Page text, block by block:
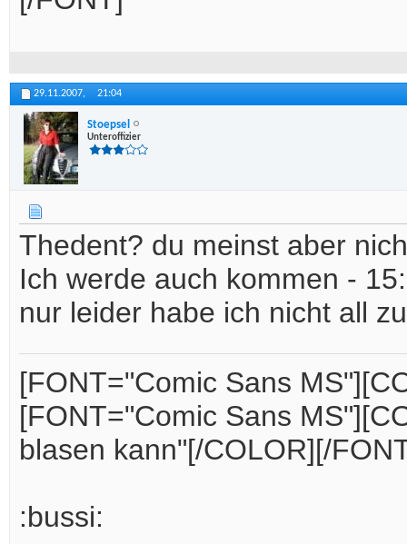
29.11.2007, 21:04
Stoepsel
Unteroffizier
Thedent? du meinst aber
Ich werde auch kommen -
nur leider habe ich nicht all
[FONT="Comic Sans
[FONT="Comic Sans
blasen kann"[/COLOR][/
:bussi: